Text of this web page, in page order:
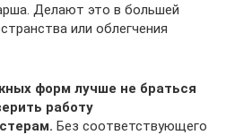
Делают это в большей
или облегчения
форм лучше не браться
работу
Без соответствующего